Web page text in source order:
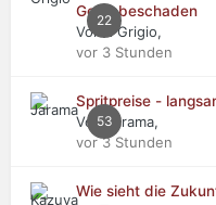
22
Getriebeschaden
Von Il Grigio,
vor 3 Stunden
53
Spritpreise -
Von Jarama,
vor 3 Stunden
Wie sieht die